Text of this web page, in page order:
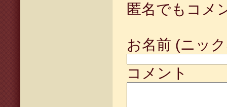
匿名でもコメ
お名前 (ニッ
コメント